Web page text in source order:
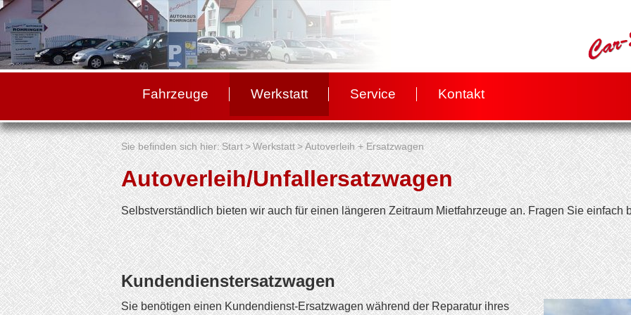
Fahrzeuge Werkstatt Service Kontakt
Sie befinden sich hier: Start>Werkstatt>Autoverleih + Ersatzwagen
Autoverleih/Unfallersatzwagen
Selbstverständlich bieten wir auch für einen längeren Zeitraum Mietfahrzeuge an. Fragen Sie einfach
Kundendienstersatzwagen
Sie benötigen einen Kundendienst-Ersatzwagen während der Reparatur ihres